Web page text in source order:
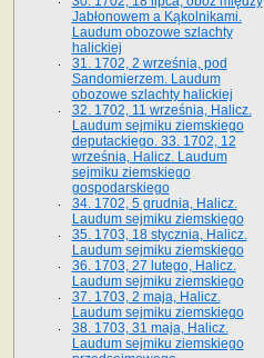
Jabłonowem a Kąkolnikami.
Laudum obozowe szlachty
halickiej
31. 1702, 2 września, pod
Sandomierzem. Laudum
obozowe szlachty halickiej
32. 1702, 11 września, Halicz.
Laudum sejmiku ziemskiego
deputackiego. 33. 1702, 12
września, Halicz. Laudum
sejmiku ziemskiego
gospodarskiego
34. 1702, 5 grudnia, Halicz.
Laudum sejmiku ziemskiego
35. 1703, 18 stycznia, Halicz.
Laudum sejmiku ziemskiego
36. 1703, 27 lutego, Halicz.
Laudum sejmiku ziemskiego
37. 1703, 2 maja, Halicz.
Laudum sejmiku ziemskiego
38. 1703, 31 maja, Halicz.
Laudum sejmiku ziemskiego